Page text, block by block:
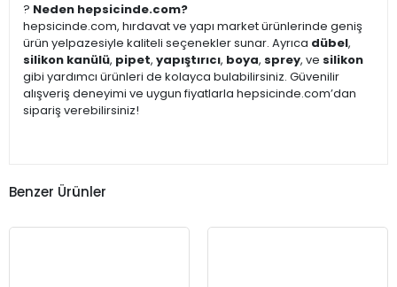
? Neden hepsicinde.com?
hepsicinde.com, hırdavat ve yapı market ürünlerinde geniş
ürün yelpazesiyle kaliteli seçenekler sunar. Ayrıca dübel,
silikon kanülü, pipet, yapıştırıcı, boya, sprey, ve silikon
gibi yardımcı ürünleri de kolayca bulabilirsiniz. Güvenilir
alışveriş deneyimi ve uygun fiyatlarla hepsicinde.com’dan
sipariş verebilirsiniz!
Benzer Ürünler